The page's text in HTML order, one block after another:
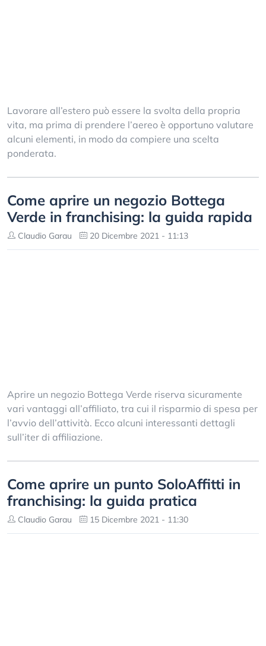
Lavorare all’estero può essere la svolta della propria
vita, ma prima di prendere l’aereo è opportuno valutare
alcuni elementi, in modo da compiere una scelta
ponderata.
Come aprire un negozio Bottega
Verde in franchising: la guida rapida
Claudio Garau 20 Dicembre 2021 - 11:13
Aprire un negozio Bottega Verde riserva sicuramente
vari vantaggi all’affiliato, tra cui il risparmio di spesa per
l’avvio dell’attività. Ecco alcuni interessanti dettagli
sull’iter di affiliazione.
Come aprire un punto SoloAffitti in
franchising: la guida pratica
Claudio Garau 15 Dicembre 2021 - 11:30